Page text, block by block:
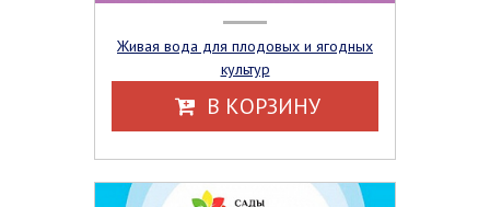
Живая вода для плодовых и ягодных
культур
В КОРЗИНУ